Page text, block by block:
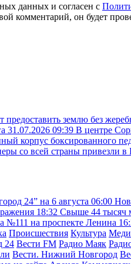
данных и согласен с
комментарий, он будет
предоставить землю без
31.07.2026 09:39 В центре
корпус боксированного
со всей страны привезли
24” на 6 августа 06:00
18:32 Свыше 44 тысяч
№111 на проспекте Ленина
Происшествия Культура
24 Вести FM Радио Маяк
Вести. Нижний Новгород